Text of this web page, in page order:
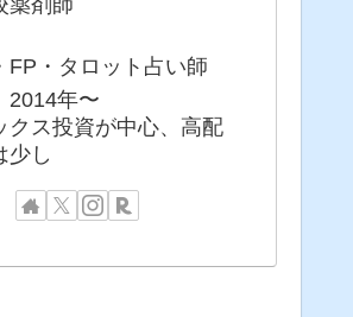
薬剤師
FP・タロット占い師
年〜
クス投資が中心、高配
少し